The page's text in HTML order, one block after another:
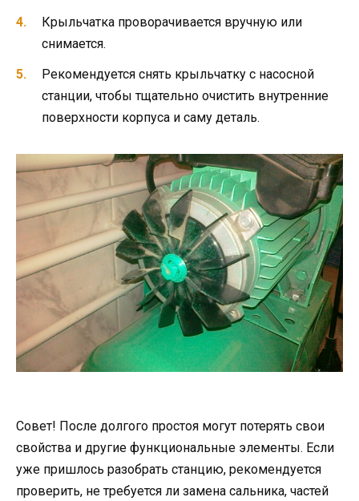
Крыльчатка проворачивается вручную или
снимается.
Рекомендуется снять крыльчатку с насосной
станции, чтобы тщательно очистить внутренние
поверхности корпуса и саму деталь.
Совет! После долгого простоя могут потерять свои
свойства и другие функциональные элементы. Если
уже пришлось разобрать станцию, рекомендуется
проверить, не требуется ли замена сальника, частей